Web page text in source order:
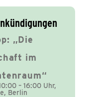
„Die
im
– 16:00 Uhr,
Berlin